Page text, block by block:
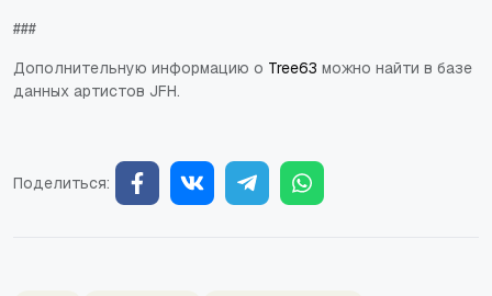
###
Дополнительную информацию о Tree63 можно найти в базе
данных артистов JFH.
Поделиться: